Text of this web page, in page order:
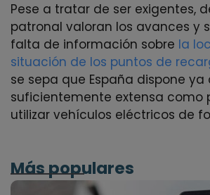
Pese a tratar de ser exigentes,
patronal valoran los avances y
falta de información sobre la
situación de los puntos de
se sepa que España dispone ya
suficientemente extensa como
utilizar vehículos eléctricos de
Más populares